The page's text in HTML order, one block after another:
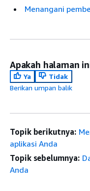
Menangani
Apakah halaman
Ya
Tidak
Berikan umpan balik
Topik berikutnya:
aplikasi Anda
Topik sebelumnya:
Anda